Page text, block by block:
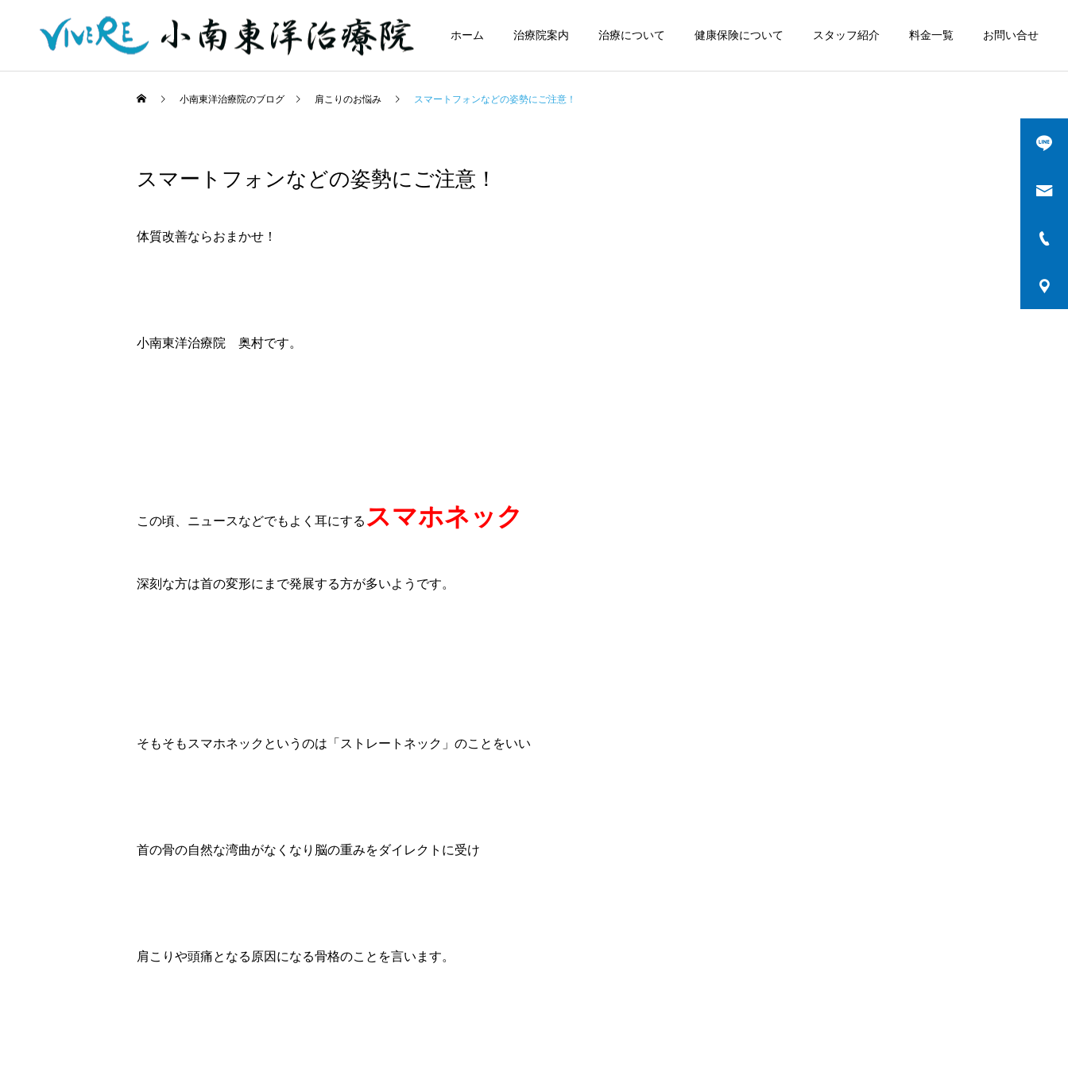
ホーム 治療院案内 治療について 健康保険について スタッフ紹介 料金一覧 お問い合せ
小南東洋治療院のブログ 肩こりのお悩み スマートフォンなどの姿勢にご注意！
スマートフォンなどの姿勢にご注意！
体質改善ならおまかせ！
小南東洋治療院 奥村です。
この頃、ニュースなどでもよく耳にする スマホネック
深刻な方は首の変形にまで発展する方が多いようです。
そもそもスマホネックというのは「ストレートネック」のことをいい
首の骨の自然な湾曲がなくなり脳の重みをダイレクトに受け
肩こりや頭痛となる原因になる骨格のことを言います。